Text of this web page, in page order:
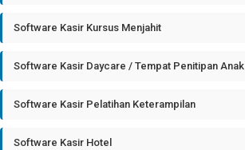
Software Kasir Kursus Menjahit
Software Kasir Daycare / Tempat Penitipan Anak
Software Kasir Pelatihan Keterampilan
Software Kasir Hotel